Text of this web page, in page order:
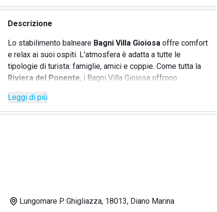
Descrizione
Lo stabilimento balneare Bagni Villa Gioiosa offre comfort
e relax ai suoi ospiti. L'atmosfera è adatta a tutte le
tipologie di turista: famiglie, amici e coppie. Come tutta la
Riviera del Ponente, i Bagni Villa Gioiosa offrono
sabbiosa. Tra i diversi servizi offerti vi sono:
pranzofresco e veloce per non interrompere le proprie
Leggi di più
Lungomare P. Ghigliazza, 18013, Diano Marina